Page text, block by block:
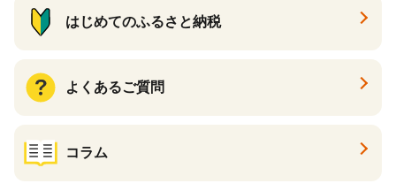
はじめてのふるさと納税
よくあるご質問
コラム